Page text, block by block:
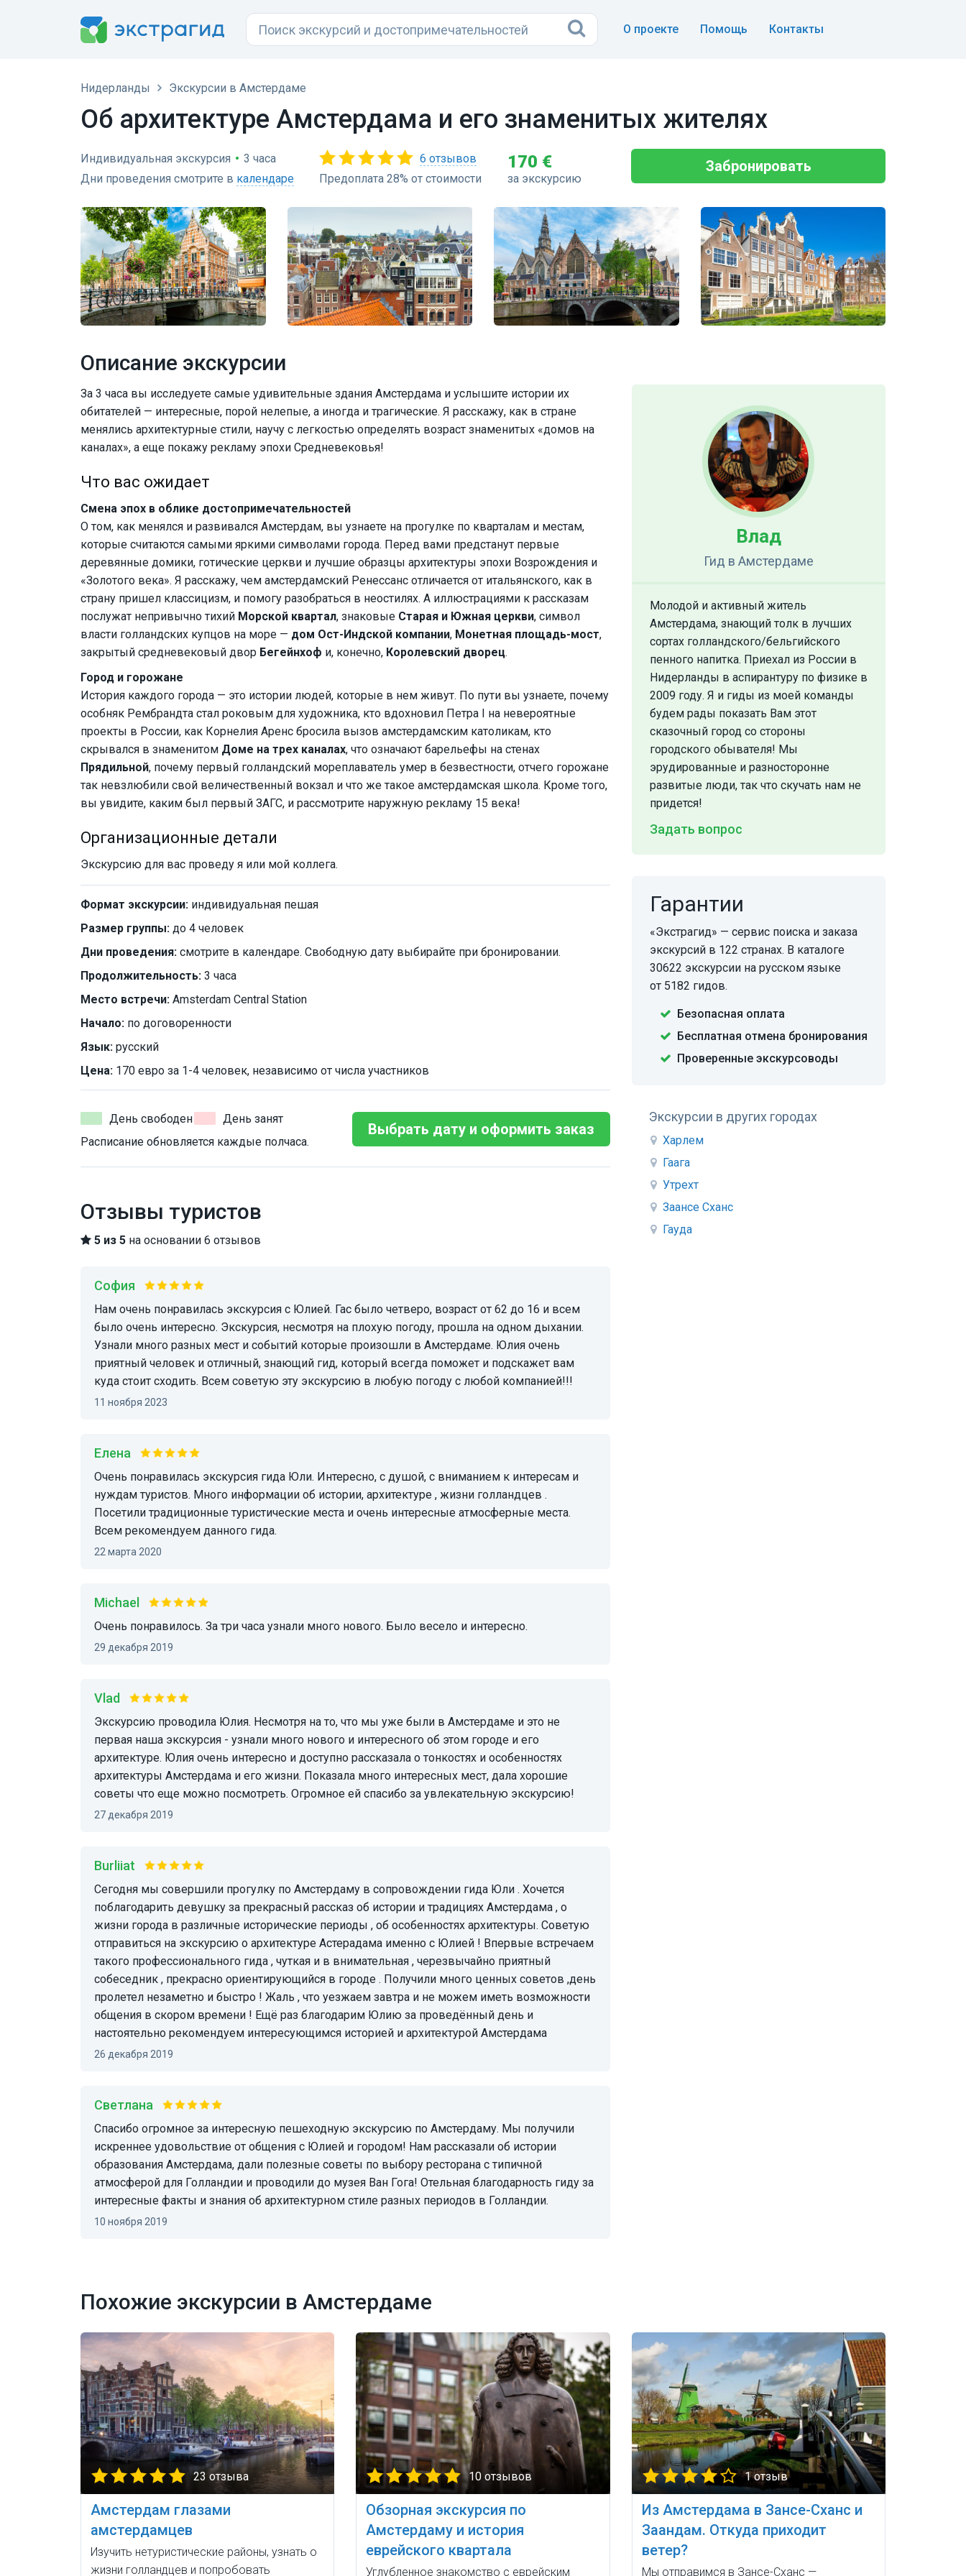
О проекте Помощь Контакты
Нидерланды Экскурсии в Амстердаме
Об архитектуре Амстердама и его знаменитых жителях
Индивидуальная экскурсия • 3 часа
Дни проведения смотрите в календаре
6 отзывов
Предоплата 28% от стоимости
170 €
за экскурсию
Забронировать
Описание экскурсии
За 3 часа вы исследуете самые удивительные здания Амстердама и услышите истории их
обитателей — интересные, порой нелепые, а иногда и трагические. Я расскажу, как в стране
менялись архитектурные стили, научу с легкостью определять возраст знаменитых «домов на
каналах», а еще покажу рекламу эпохи Средневековья!
Что вас ожидает
Смена эпох в облике достопримечательностей
О том, как менялся и развивался Амстердам, вы узнаете на прогулке по кварталам и местам,
которые считаются самыми яркими символами города. Перед вами предстанут первые
деревянные домики, готические церкви и лучшие образцы архитектуры эпохи Возрождения и
«Золотого века». Я расскажу, чем амстердамский Ренессанс отличается от итальянского, как в
страну пришел классицизм, и помогу разобраться в неостилях. А иллюстрациями к рассказам
послужат непривычно тихий Морской квартал, знаковые Старая и Южная церкви, символ
власти голландских купцов на море — дом Ост-Индской компании, Монетная площадь-мост,
закрытый средневековый двор Бегейнхоф и, конечно, Королевский дворец.
Город и горожане
История каждого города — это истории людей, которые в нем живут. По пути вы узнаете, почему
особняк Рембрандта стал роковым для художника, кто вдохновил Петра I на невероятные
проекты в России, как Корнелия Аренс бросила вызов амстердамским католикам, кто
скрывался в знаменитом Доме на трех каналах, что означают барельефы на стенах
Прядильной, почему первый голландский мореплаватель умер в безвестности, отчего горожане
так невзлюбили свой величественный вокзал и что же такое амстердамская школа. Кроме того,
вы увидите, каким был первый ЗАГС, и рассмотрите наружную рекламу 15 века!
Организационные детали
Экскурсию для вас проведу я или мой коллега.
Формат экскурсии: индивидуальная пешая
Размер группы: до 4 человек
Дни проведения: смотрите в календаре. Свободную дату выбирайте при бронировании.
Продолжительность: 3 часа
Место встречи: Amsterdam Central Station
Начало: по договоренности
Язык: русский
Цена: 170 евро за 1-4 человек, независимо от числа участников
День свободен
День занят
Расписание обновляется каждые полчаса.
Выбрать дату и оформить заказ
Отзывы туристов
5 из 5 на основании 6 отзывов
София
Нам очень понравилась экскурсия с Юлией. Гас было четверо, возраст от 62 до 16 и всем
было очень интересно. Экскурсия, несмотря на плохую погоду, прошла на одном дыхании.
Узнали много разных мест и событий которые произошли в Амстердаме. Юлия очень
приятный человек и отличный, знающий гид, который всегда поможет и подскажет вам
куда стоит сходить. Всем советую эту экскурсию в любую погоду с любой компанией!!!
11 ноября 2023
Елена
Очень понравилась экскурсия гида Юли. Интересно, с душой, с вниманием к интересам и
нуждам туристов. Много информации об истории, архитектуре , жизни голландцев .
Посетили традиционные туристические места и очень интересные атмосферные места.
Всем рекомендуем данного гида.
22 марта 2020
Michael
Очень понравилось. За три часа узнали много нового. Было весело и интересно.
29 декабря 2019
Vlad
Экскурсию проводила Юлия. Несмотря на то, что мы уже были в Амстердаме и это не
первая наша экскурсия - узнали много нового и интересного об этом городе и его
архитектуре. Юлия очень интересно и доступно рассказала о тонкостях и особенностях
архитектуры Амстердама и его жизни. Показала много интересных мест, дала хорошие
советы что еще можно посмотреть. Огромное ей спасибо за увлекательную экскурсию!
27 декабря 2019
Burliiat
Сегодня мы совершили прогулку по Амстердаму в сопровождении гида Юли . Хочется
поблагодарить девушку за прекрасный рассказ об истории и традициях Амстердама , о
жизни города в различные исторические периоды , об особенностях архитектуры. Советую
отправиться на экскурсию о архитектуре Астерадама именно с Юлией ! Впервые встречаем
такого профессионального гида , чуткая и в внимательная , черезвычайно приятный
собеседник , прекрасно ориентирующийся в городе . Получили много ценных советов ,день
пролетел незаметно и быстро ! Жаль , что уезжаем завтра и не можем иметь возможности
общения в скором времени ! Ещё раз благодарим Юлию за проведённый день и
настоятельно рекомендуем интересующимся историей и архитектурой Амстердама
26 декабря 2019
Светлана
Спасибо огромное за интересную пешеходную экскурсию по Амстердаму. Мы получили
искреннее удовольствие от общения с Юлией и городом! Нам рассказали об истории
образования Амстердама, дали полезные советы по выбору ресторана с типичной
атмосферой для Голландии и проводили до музея Ван Гога! Отельная благодарность гиду за
интересные факты и знания об архитектурном стиле разных периодов в Голландии.
10 ноября 2019
Влад
Гид в Амстердаме
Молодой и активный житель
Амстердама, знающий толк в лучших
сортах голландского/бельгийского
пенного напитка. Приехал из России в
Нидерланды в аспирантуру по физике в
2009 году. Я и гиды из моей команды
будем рады показать Вам этот
сказочный город со стороны
городского обывателя! Мы
эрудированные и разносторонне
развитые люди, так что скучать нам не
придется!
Задать вопрос
Гарантии
«Экстрагид» — сервис поиска и заказа
экскурсий в 122 странах. В каталоге
30622 экскурсии на русском языке
от 5182 гидов.
Безопасная оплата
Бесплатная отмена бронирования
Проверенные экскурсоводы
Экскурсии в других городах
Харлем
Гаага
Утрехт
Заансе Сханс
Гауда
Похожие экскурсии в Амстердаме
23 отзыва
Амстердам глазами
амстердамцев
Изучить нетуристические районы, узнать о
жизни голландцев и попробовать
10 отзывов
Обзорная экскурсия по
Амстердаму и история
еврейского квартала
Углубленное знакомство с еврейским
1 отзыв
Из Амстердама в Зансе-Сханс и
Заандам. Откуда приходит
ветер?
Мы отправимся в Зансе-Сханс —